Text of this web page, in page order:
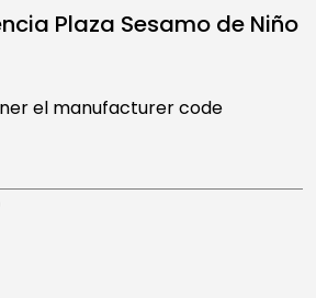
Plaza Sesamo de Niño
el manufacturer code